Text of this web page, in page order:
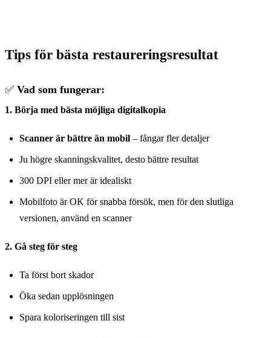
Tips för bästa restaureringsresultat
✅ Vad som fungerar:
1. Börja med bästa möjliga digitalkopia
Scanner är bättre än mobil – fångar fler detaljer
Ju högre skanningskvalitet, desto bättre resultat
300 DPI eller mer är idealiskt
Mobilfoto är OK för snabba försök, men för den slutliga
versionen, använd en scanner
2. Gå steg för steg
Ta först bort skador
Öka sedan upplösningen
Spara koloriseringen till sist